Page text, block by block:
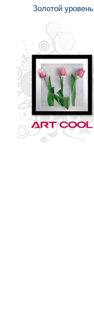
Золотой уровень